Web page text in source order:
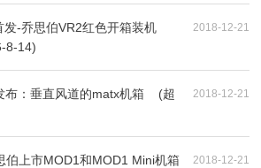
2018-12-21
发-乔思伯VR2红色开箱装机
8-14)
2018-12-21
布：垂直风道的matx机箱 (超
2018-12-21
伯上市MOD1和MOD1 Mini机箱